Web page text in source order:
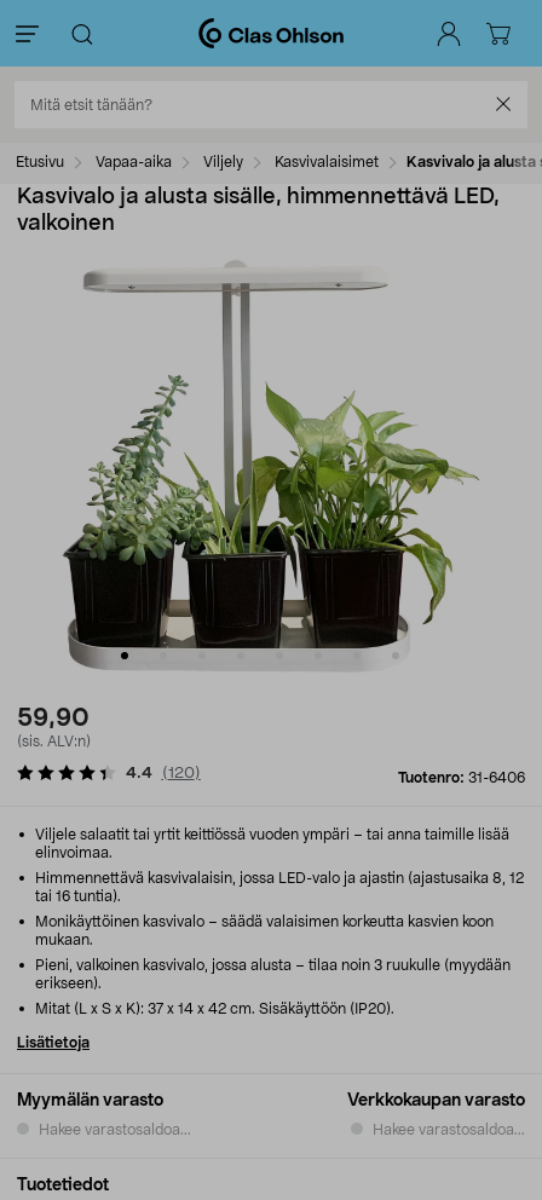
Etusivu Vapaa-aika Viljely Kasvivalaisimet Kasvivalo ja alusta
Kasvivalo ja alusta sisälle, himmennettävä LED,
valkoinen
59,90
(sis. ALV:n)
Tuotenro: 31-6406
4.4 (120)
Myymälän varasto
Hakee varastosaldoa...
Verkkokaupan varasto
Hakee varastosaldoa...
Viljele salaatit tai yrtit keittiössä vuoden ympäri – tai anna taimille lisää
elinvoimaa.
Himmennettävä kasvivalaisin, jossa LED-valo ja ajastin (ajastusaika 8, 12
tai 16 tuntia).
Monikäyttöinen kasvivalo – säädä valaisimen korkeutta kasvien koon
mukaan.
Pieni, valkoinen kasvivalo, jossa alusta – tilaa noin 3 ruukulle (myydään
erikseen).
Mitat (L x S x K): 37 x 14 x 42 cm. Sisäkäyttöön (IP20).
Lisätietoja
Tuotetiedot